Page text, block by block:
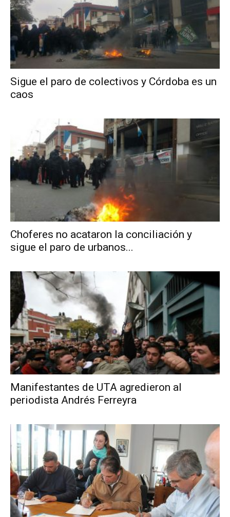
Sigue el paro de colectivos y Córdoba es un
caos
Choferes no acataron la conciliación y
sigue el paro de urbanos...
Manifestantes de UTA agredieron al
periodista Andrés Ferreyra